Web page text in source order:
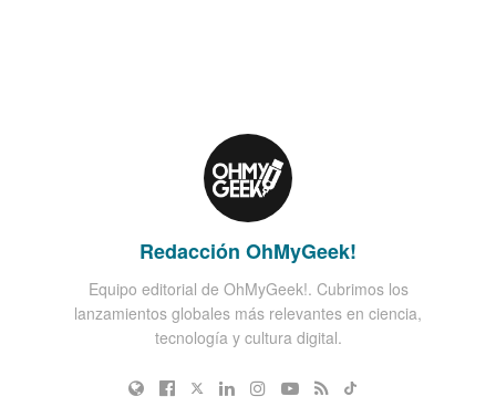
Redacción OhMyGeek!
Equipo editorial de OhMyGeek!. Cubrimos los
lanzamientos globales más relevantes en ciencia,
tecnología y cultura digital.